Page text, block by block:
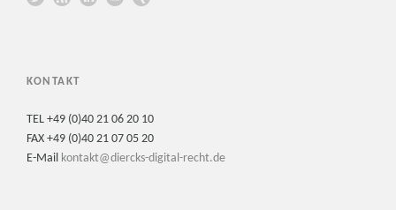
KONTAKT
TEL +49 (0)40 21 06 20 10
FAX +49 (0)40 21 07 05 20
E-Mail kontakt@diercks-digital-recht.de